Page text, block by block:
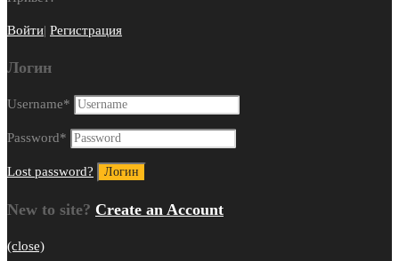
Войти| Регистрация
Логин
Username*
Password*
Lost password?
New to site? Create an Account
(close)